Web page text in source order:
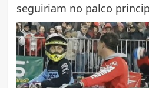
seguiriam no palco